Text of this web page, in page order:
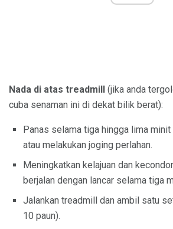
Nada di atas treadmill (jika anda
cuba senaman ini di dekat bilik berat):
Panas selama tiga hingga lima minit
atau melakukan joging perlahan.
Meningkatkan kelajuan dan
berjalan dengan lancar selama tiga
Jalankan treadmill dan ambil satu
10 paun).